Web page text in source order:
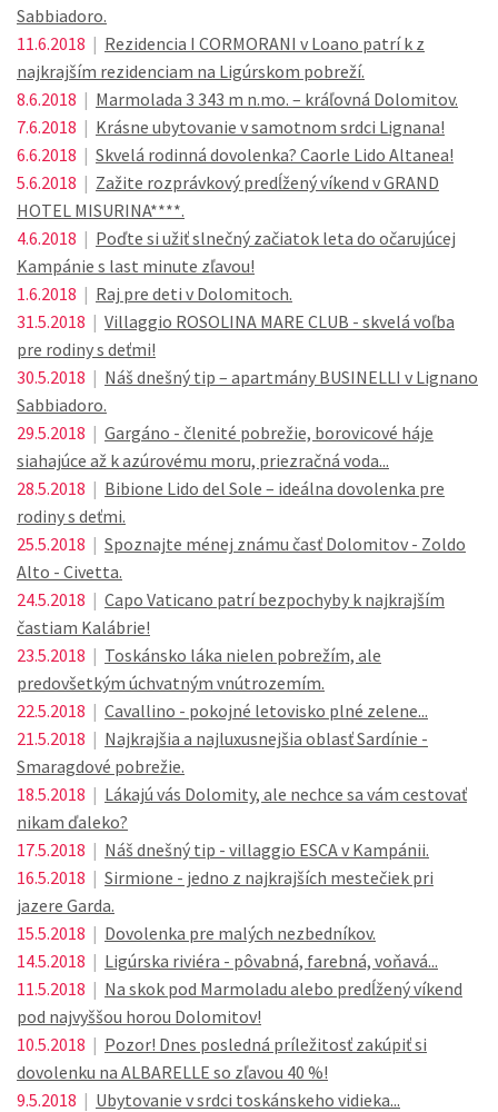
Sabbiadoro.
11.6.2018 | Rezidencia I CORMORANI v Loano patrí k z
najkrajším rezidenciam na Ligúrskom pobreží.
8.6.2018 | Marmolada 3 343 m n.mo. – kráľovná Dolomitov.
7.6.2018 | Krásne ubytovanie v samotnom srdci Lignana!
6.6.2018 | Skvelá rodinná dovolenka? Caorle Lido Altanea!
5.6.2018 | Zažite rozprávkový predĺžený víkend v GRAND
HOTEL MISURINA****.
4.6.2018 | Poďte si užiť slnečný začiatok leta do očarujúcej
Kampánie s last minute zľavou!
1.6.2018 | Raj pre deti v Dolomitoch.
31.5.2018 | Villaggio ROSOLINA MARE CLUB - skvelá voľba
pre rodiny s deťmi!
30.5.2018 | Náš dnešný tip – apartmány BUSINELLI v Lignano
Sabbiadoro.
29.5.2018 | Gargáno - členité pobrežie, borovicové háje
siahajúce až k azúrovému moru, priezračná voda...
28.5.2018 | Bibione Lido del Sole – ideálna dovolenka pre
rodiny s deťmi.
25.5.2018 | Spoznajte ménej známu časť Dolomitov - Zoldo
Alto - Civetta.
24.5.2018 | Capo Vaticano patrí bezpochyby k najkrajším
častiam Kalábrie!
23.5.2018 | Toskánsko láka nielen pobrežím, ale
predovšetkým úchvatným vnútrozemím.
22.5.2018 | Cavallino - pokojné letovisko plné zelene...
21.5.2018 | Najkrajšia a najluxusnejšia oblasť Sardínie -
Smaragdové pobrežie.
18.5.2018 | Lákajú vás Dolomity, ale nechce sa vám cestovať
nikam ďaleko?
17.5.2018 | Náš dnešný tip - villaggio ESCA v Kampánii.
16.5.2018 | Sirmione - jedno z najkrajších mestečiek pri
jazere Garda.
15.5.2018 | Dovolenka pre malých nezbedníkov.
14.5.2018 | Ligúrska riviéra - pôvabná, farebná, voňavá...
11.5.2018 | Na skok pod Marmoladu alebo predĺžený víkend
pod najvyššou horou Dolomitov!
10.5.2018 | Pozor! Dnes posledná príležitosť zakúpiť si
dovolenku na ALBARELLE so zľavou 40 %!
9.5.2018 | Ubytovanie v srdci toskánskeho vidieka...